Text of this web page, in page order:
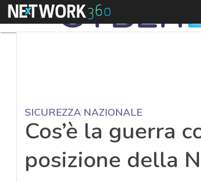
Menu
SICUREZZA NAZIONALE
Cos’è la guerra
posizione della